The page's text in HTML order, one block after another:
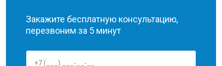
Закажите бесплатную консультацию,
перезвоним за 5 минут